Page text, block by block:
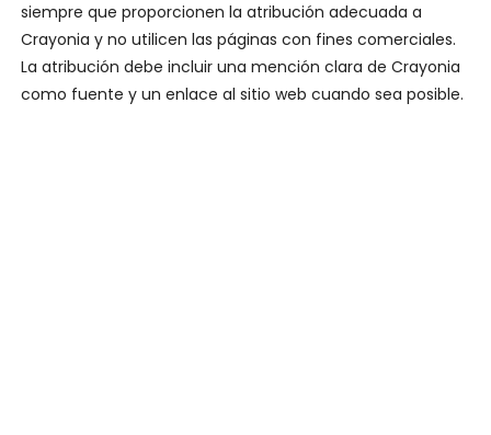
siempre que proporcionen la atribución adecuada a
Crayonia y no utilicen las páginas con fines comerciales.
La atribución debe incluir una mención clara de Crayonia
como fuente y un enlace al sitio web cuando sea posible.